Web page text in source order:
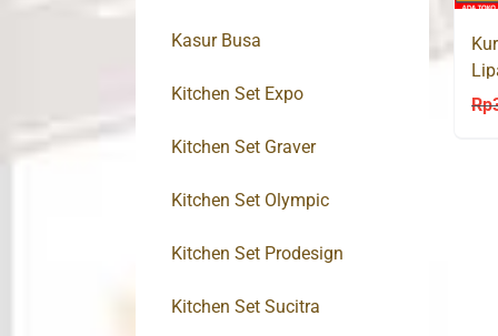
Rp
Kasur Busa
Kitchen Set Expo
Kitchen Set Graver
Kitchen Set Olympic
Kitchen Set Prodesign
Kitchen Set Sucitra